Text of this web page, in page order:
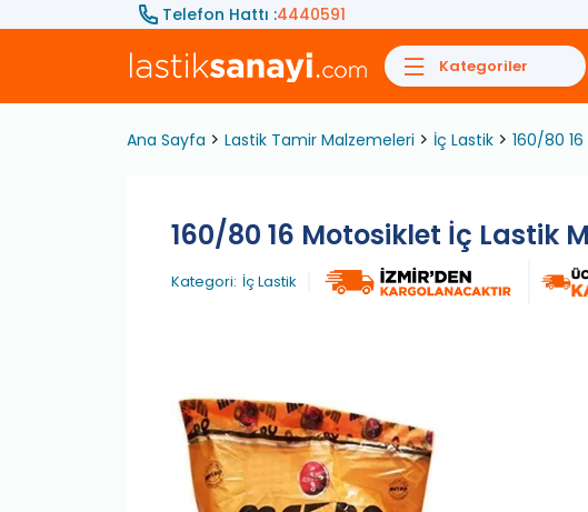
Telefon Hattı :4440591
Kategoriler
Ana Sayfa Lastik Tamir Malzemeleri İç Lastik 160/80
160/80 16 Motosiklet İç Lastik
Kategori: İç Lastik